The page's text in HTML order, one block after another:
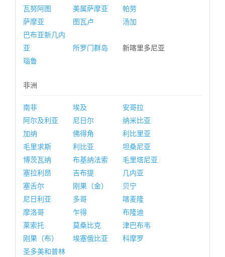
瓦努阿图
美属萨摩亚
帕劳
萨摩亚
图瓦卢
汤加
巴布亚新几内
亚
所罗门群岛
新喀里多尼亚
瑙鲁
非洲
南非 埃及
安哥拉
阿尔及利亚
尼日尔
纳米比亚
加纳
佛得角
利比里亚
毛里求斯
利比亚
坦桑尼亚
博茨瓦纳
布基纳法索
毛里塔尼亚
塞拉利昂
吉布提
几内亚
塞舌尔
刚果（金）
贝宁
尼日利亚
多哥
喀麦隆
摩洛哥
乍得
布隆迪
莱索托
莫桑比克
津巴布韦
刚果（布）
埃塞俄比亚
科摩罗
圣多美和普林